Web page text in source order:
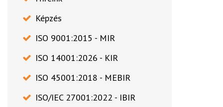
Képzés
ISO 9001:2015 - MIR
ISO 14001:2026 - KIR
ISO 45001:2018 - MEBIR
ISO/IEC 27001:2022 - IBIR